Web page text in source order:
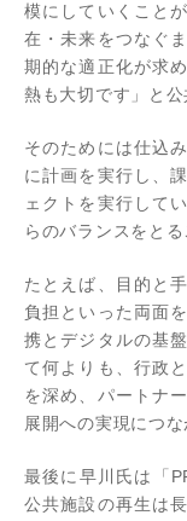
模にしていくこと
在・未来をつなぐ
期的な適正化が求
熱も大切です」と公
そのためには仕込
に計画を実行し、
ェクトを実行して
らのバランスをと
たとえば、目的と
負担といった両面
携とデジタルの基
て何よりも、行政
を深め、パートナ
展開への実現につな
最後に早川氏は「
公共施設の再生は